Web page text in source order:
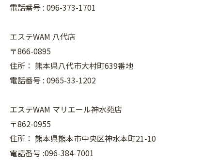
電話番号 : 096-373-1701
エステWAM 八代店
〒866-0895
住所： 熊本県八代市大村町639番地
電話番号 : 0965-33-1202
エステWAM マリエール神水苑店
〒862-0955
住所： 熊本県熊本市中央区神水本町21-10
電話番号 :096-384-7001